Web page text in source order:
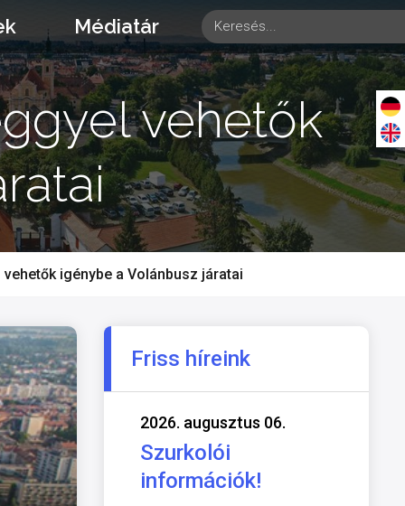
Médiatár
vehetők
igénybe a Volánbusz járatai
Friss híreink
2026. augusztus 06.
Szurkolói
információk!